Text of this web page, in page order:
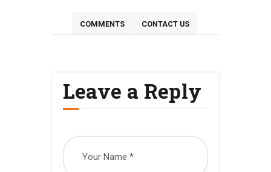
COMMENTS CONTACT US
Leave a Reply